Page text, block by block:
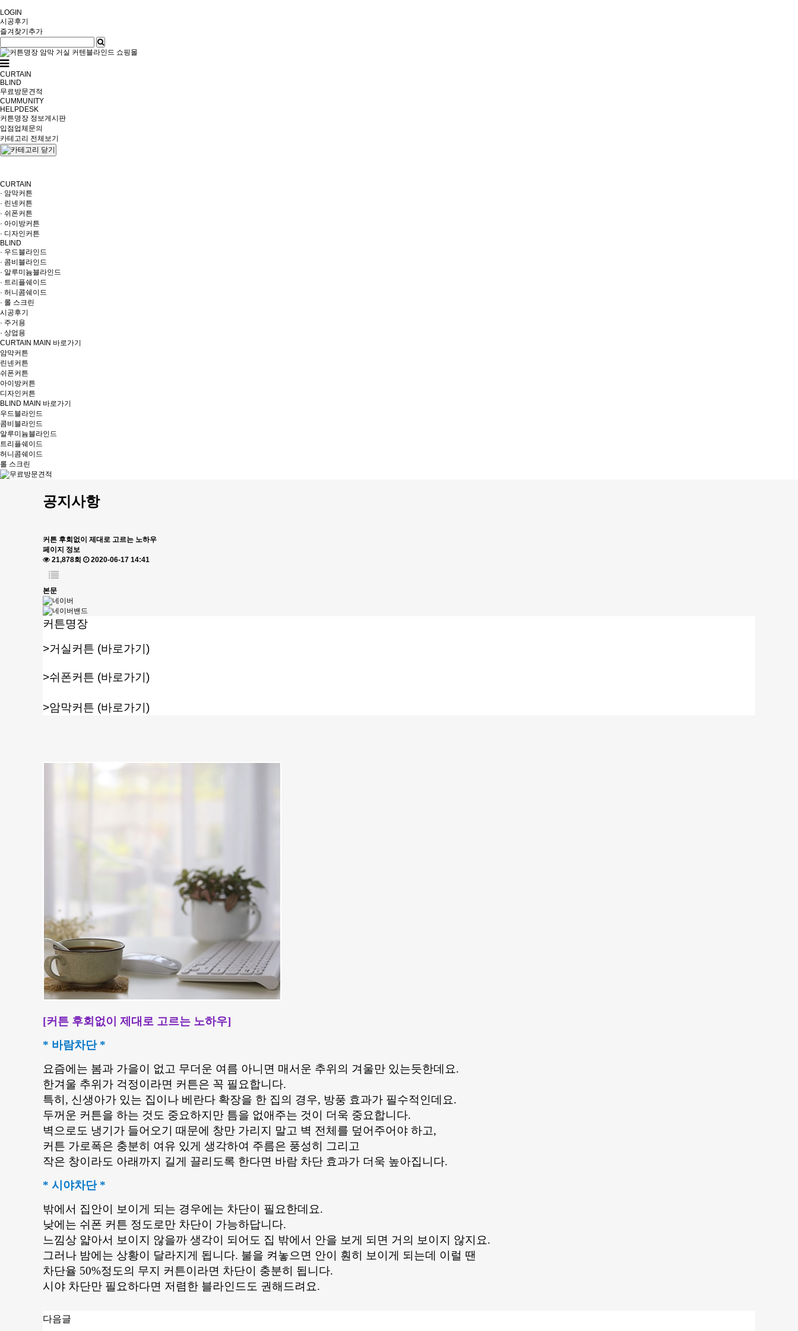
LOGIN
시공후기
즐겨찾기추가
CURTAIN
BLIND
무료방문견적
CUMMUNITY
HELPDESK
커튼명장 정보게시판
입점업체문의
카테고리 전체보기
CURTAIN
· 암막커튼
· 린넨커튼
· 쉬폰커튼
· 아이방커튼
· 디자인커튼
BLIND
· 우드블라인드
· 콤비블라인드
· 알루미늄블라인드
· 트리플쉐이드
· 허니콤쉐이드
· 롤 스크린
시공후기
· 주거용
· 상업용
CURTAIN MAIN 바로가기
암막커튼
린넨커튼
쉬폰커튼
아이방커튼
디자인커튼
BLIND MAIN 바로가기
우드블라인드
콤비블라인드
알루미늄블라인드
트리플쉐이드
허니콤쉐이드
롤 스크린
공지사항
커튼 후회없이 제대로 고르는 노하우
페이지 정보
21,878회
2020-06-17 14:41
본문
커튼명장
>거실커튼 (바로가기)
>쉬폰커튼 (바로가기)
>암막커튼 (바로가기)
[커튼 후회없이 제대로 고르는 노하우]
* 바람차단 *
요즘에는 봄과 가을이 없고 무더운 여름 아니면 매서운 추위의 겨울만 있는듯한데요.
한겨울 추위가 걱정이라면 커튼은 꼭 필요합니다.
특히, 신생아가 있는 집이나 베란다 확장을 한 집의 경우, 방풍 효과가 필수적인데요.
두꺼운 커튼을 하는 것도 중요하지만 틈을 없애주는 것이 더욱 중요합니다.
벽으로도 냉기가 들어오기 때문에 창만 가리지 말고 벽 전체를 덮어주어야 하고,
커튼 가로폭은 충분히 여유 있게 생각하여 주름은 풍성히 그리고
작은 창이라도 아래까지 길게 끌리도록 한다면 바람 차단 효과가 더욱 높아집니다.
* 시야차단 *
밖에서 집안이 보이게 되는 경우에는 차단이 필요한데요.
낮에는 쉬폰 커튼 정도로만 차단이 가능하답니다.
느낌상 얇아서 보이지 않을까 생각이 되어도 집 밖에서 안을 보게 되면 거의 보이지 않지요.
그러나 밤에는 상황이 달라지게 됩니다. 불을 켜놓으면 안이 훤히 보이게 되는데 이럴 땐
차단율 50%정도의 무지 커튼이라면 차단이 충분히 됩니다.
시야 차단만 필요하다면 저렴한 블라인드도 권해드려요.
다음글